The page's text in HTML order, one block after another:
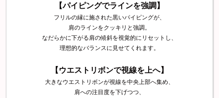
【パイピングでラインを強調】
フリルの縁に施された黒いパイピングが、
肩のラインをクッキリと強調。
なだらかに下がる肩の傾斜を視覚的にリセットし、
理想的なバランスに見せてくれます。
【ウエストリボンで視線を上へ】
大きなウエストリボンが視線を中央上部へ集め、
肩への注目度を下げつつ、